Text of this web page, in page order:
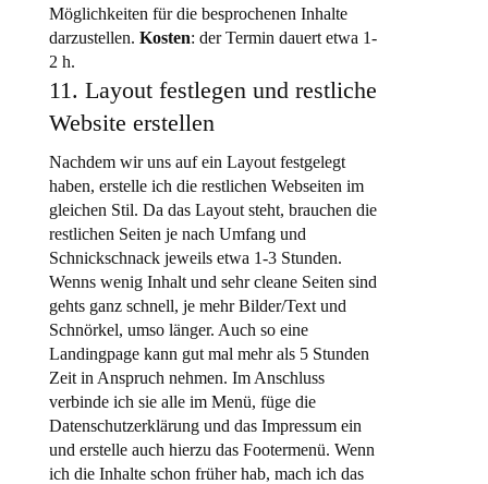
Möglichkeiten für die besprochenen Inhalte
darzustellen. Kosten: der Termin dauert etwa 1-
2 h.
11. Layout festlegen und restliche
Website erstellen
Nachdem wir uns auf ein Layout festgelegt
haben, erstelle ich die restlichen Webseiten im
gleichen Stil. Da das Layout steht, brauchen die
restlichen Seiten je nach Umfang und
Schnickschnack jeweils etwa 1-3 Stunden.
Wenns wenig Inhalt und sehr cleane Seiten sind
gehts ganz schnell, je mehr Bilder/Text und
Schnörkel, umso länger. Auch so eine
Landingpage kann gut mal mehr als 5 Stunden
Zeit in Anspruch nehmen. Im Anschluss
verbinde ich sie alle im Menü, füge die
Datenschutzerklärung und das Impressum ein
und erstelle auch hierzu das Footermenü. Wenn
ich die Inhalte schon früher hab, mach ich das